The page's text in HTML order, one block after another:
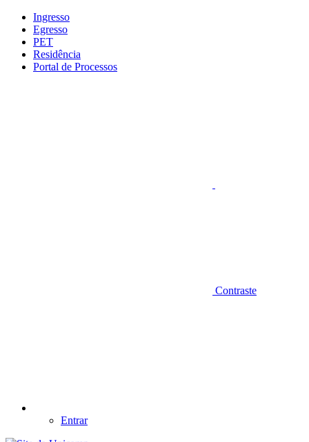
Conteúdo principal
Ingresso
Egresso
PET
Residência
Portal de Processos
Contraste
Entrar